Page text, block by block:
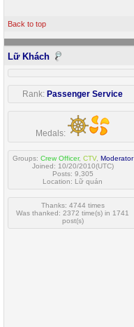
Back to top
Lữ Khách
Rank: Passenger Service
Medals:
Groups: Crew Officer, CTV, Moderator
Joined: 10/20/2010(UTC)
Posts: 9,305
Location: Lữ quán
Thanks: 4744 times
Was thanked: 2372 time(s) in 1741
post(s)